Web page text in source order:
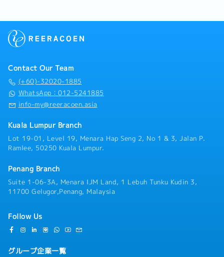
Contact Our Team
(+60)-32020-1885
WhatsApp：012-5241885
info-my@reeracoen.asia
Kuala Lumpur Branch
Lot 19-01, Level 19, Menara Hap Seng 2, No 1 & 3, Jalan P.
Ramlee, 50250 Kuala Lumpur.
Penang Branch
Suite 1-06-3A, Menara IJM Land, 1 Lebuh Tunku Kudin 3,
11700 Gelugor,Penang, Malaysia
Follow Us
グループ企業一覧